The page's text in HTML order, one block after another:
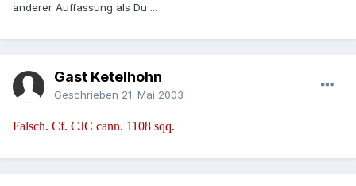
anderer Auffassung als Du ...
Gast Ketelhohn
Geschrieben 21. Mai 2003
Falsch. Cf. CJC cann. 1108 sqq.